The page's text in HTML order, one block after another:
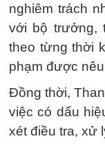
nghiêm trách
với bộ trưởng,
theo từng thời
phạm được
Đồng thời,
việc có dấu
xét điều tra, xử